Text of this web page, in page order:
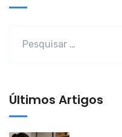
e
:
Últimos Artigos